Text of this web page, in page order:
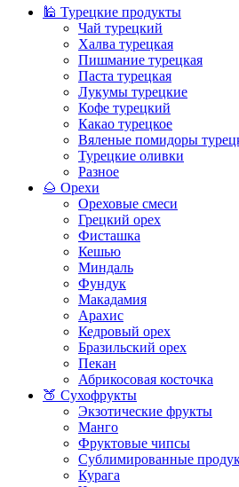
🕌 Турецкие продукты
Чай турецкий
Халва турецкая
Пишмание турецкая
Паста турецкая
Лукумы турецкие
Кофе турецкий
Какао турецкое
Вяленые помидоры
Турецкие оливки
Разное
🌰 Орехи
Ореховые смеси
Грецкий орех
Фисташка
Кешью
Миндаль
Фундук
Макадамия
Арахис
Кедровый орех
Бразильский орех
Пекан
Абрикосовая косточка
🍑 Сухофрукты
Экзотические фрукты
Манго
Фруктовые чипсы
Сублимированные
Курага